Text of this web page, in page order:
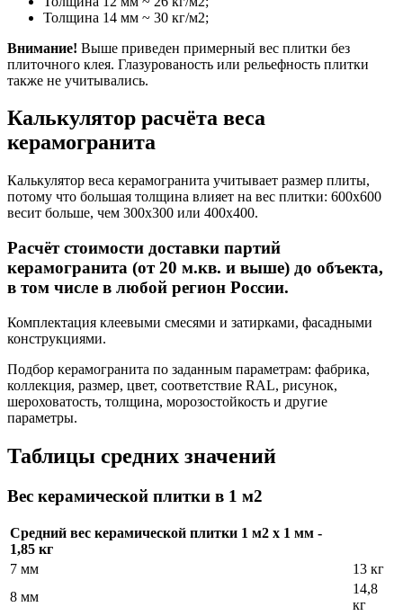
Толщина 14 мм ~ 30 кг/м2;
Внимание! Выше приведен примерный вес плитки без
плиточного клея. Глазурованость или рельефность плитки
также не учитывались.
Калькулятор расчёта веса
керамогранита
Калькулятор веса керамогранита учитывает размер плиты,
потому что большая толщина влияет на вес плитки: 600x600
весит больше, чем 300x300 или 400x400.
Расчёт стоимости доставки партий
керамогранита (от 20 м.кв. и выше) до объекта,
в том числе в любой регион России.
Комплектация клеевыми смесями и затирками, фасадными
конструкциями.
Подбор керамогранита по заданным параметрам: фабрика,
коллекция, размер, цвет, соответствие RAL, рисунок,
шероховатость, толщина, морозостойкость и другие
параметры.
Таблицы средних значений
Вес керамической плитки в 1 м2
Средний вес керамической плитки 1 м2 х 1 мм -
1,85 кг
7 мм
13 кг
8 мм
14,8
кг